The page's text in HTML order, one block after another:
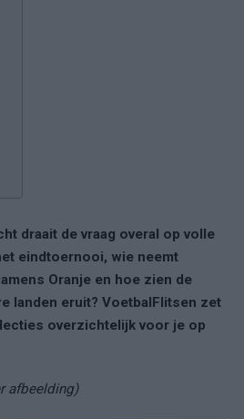
draait de vraag overal op volle
eindtoernooi, wie neemt
Oranje en hoe zien de
landen eruit? VoetbalFlitsen zet
overzichtelijk voor je op
afbeelding)